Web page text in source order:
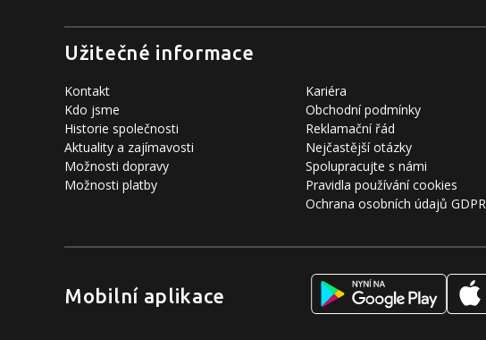
Užitečné informace
Kontakt
Kdo jsme
Historie společnosti
Aktuality a zajímavosti
Možnosti dopravy
Možnosti platby
Kariéra
Obchodní podmínky
Reklamační řád
Nejčastější otázky
Spolupracujte s námi
Pravidla používání cookies
Ochrana osobních údajů GDPR
Mobilní aplikace